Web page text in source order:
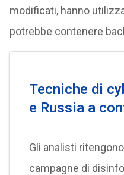
modificati, hanno
potrebbe contenere
Tecniche di
e Russia a
Gli analisti
campagne di